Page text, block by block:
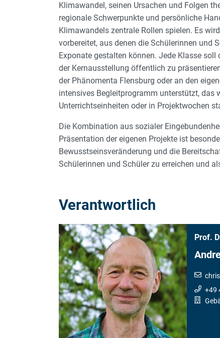
Klimawandel, seinen Ursachen und Folgen
regionale Schwerpunkte und persönliche
Klimawandels zentrale Rollen spielen. Es
vorbereitet, aus denen die Schülerinnen und
Exponate gestalten können. Jede Klasse
der Kernausstellung öffentlich zu
der Phänomenta Flensburg oder an den
intensives Begleitprogramm unterstützt, das
Unterrichtseinheiten oder in Projektwochen
Die Kombination aus sozialer
Präsentation der eigenen Projekte ist
Bewusstseinsveränderung und die
Schülerinnen und Schüler zu erreichen und
Verantwortlich
Prof.
+49